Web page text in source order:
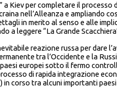
a Kiev per completare il
nell’Alleanza e ampliando
in merito al senso e alle
a leggere “La Grande
reazione russa per dare
tra l’Occidente e la
europei sotto il fermo
di rapida integrazione
corso tra alcuni importanti